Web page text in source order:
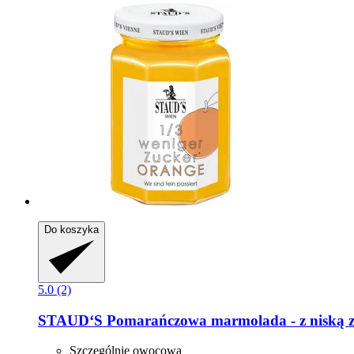
Do koszyka
5.0 (2)
STAUD‘S Pomarańczowa marmolada -​ z niską
Szczególnie owocowa